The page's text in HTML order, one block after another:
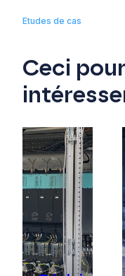
Etudes de cas
Ceci